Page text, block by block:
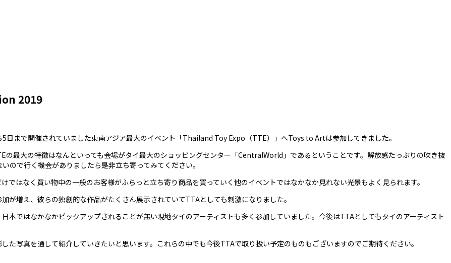
2019
日まで開催されていました東南アジア最大のイベント「Thailand Toy Expo（TTE）」へToys to Artは参加してきました。
最大の特徴はなんといっても会場がタイ最大のショッピングセンター「CentralWorld」であるということです。解放感たっぷりの吹き抜
ので行く機会がありましたら是非立ち寄ってみてください。
ではなく買い物中の一般のお客様がふらっと立ち寄り商品を買っていく他のイベントではなかなか見れない光景もよく見られます。
が増え、彼らの独創的な作品がたくさん展示されていてTTAとしても刺激になりました。
本ではなかなかピックアップされることが無い現地タイのアーティストも多く参加していました。今後はTTAとしてもタイのアーティスト
た写真を通して紹介していきたいと思います。これらの中でも今後TTAで取り扱い予定のものもございますのでご期待ください。